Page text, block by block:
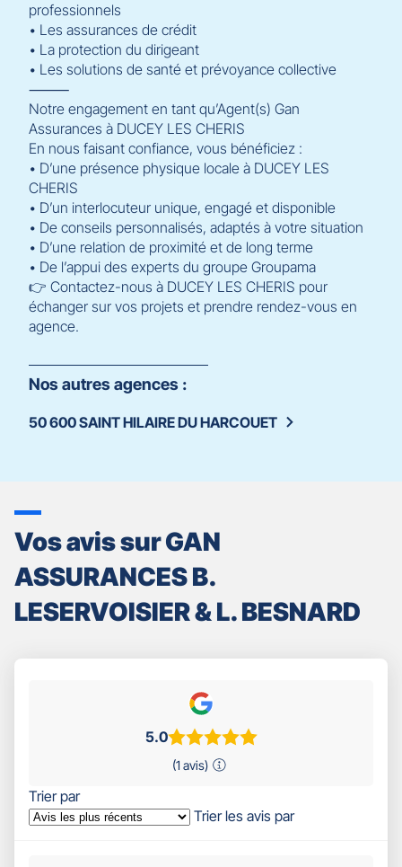
professionnels
• Les assurances de crédit
• La protection du dirigeant
• Les solutions de santé et prévoyance collective
⸻
Notre engagement en tant qu’Agent(s) Gan
Assurances à DUCEY LES CHERIS
En nous faisant confiance, vous bénéficiez :
• D’une présence physique locale à DUCEY LES
CHERIS
• D’un interlocuteur unique, engagé et disponible
• De conseils personnalisés, adaptés à votre situation
• D’une relation de proximité et de long terme
• De l’appui des experts du groupe Groupama
👉 Contactez-nous à DUCEY LES CHERIS pour
échanger sur vos projets et prendre rendez-vous en
agence.
Nos autres agences :
50 600 SAINT HILAIRE DU HARCOUET
Vos avis sur GAN
ASSURANCES B.
LESERVOISIER & L. BESNARD
5.0
(1 avis)
Trier par
Trier les avis par